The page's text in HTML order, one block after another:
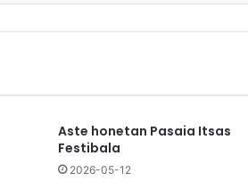
Aste honetan Pasaia Itsas
Festibala
2026-05-12